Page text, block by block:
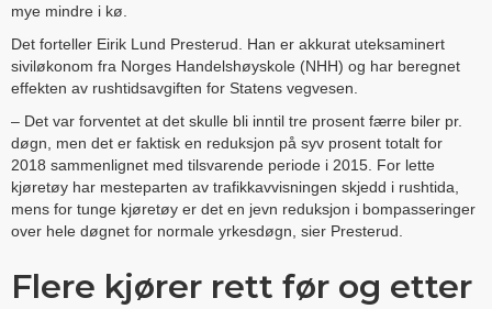
mye mindre i kø.
Det forteller Eirik Lund Presterud. Han er akkurat uteksaminert
siviløkonom fra Norges Handelshøyskole (NHH) og har beregnet
effekten av rushtidsavgiften for Statens vegvesen.
– Det var forventet at det skulle bli inntil tre prosent færre biler pr.
døgn, men det er faktisk en reduksjon på syv prosent totalt for
2018 sammenlignet med tilsvarende periode i 2015. For lette
kjøretøy har mesteparten av trafikkavvisningen skjedd i rushtida,
mens for tunge kjøretøy er det en jevn reduksjon i bompasseringer
over hele døgnet for normale yrkesdøgn, sier Presterud.
Flere kjører rett før og etter